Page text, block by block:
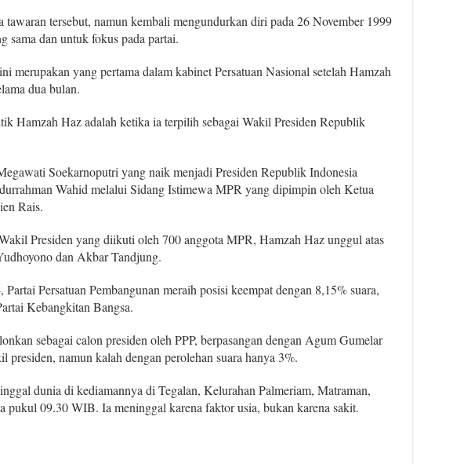
tawaran tersebut, namun kembali mengundurkan diri pada 26 November 1999
sama dan untuk fokus pada partai.
merupakan yang pertama dalam kabinet Persatuan Nasional setelah Hamzah
dua bulan.
Hamzah Haz adalah ketika ia terpilih sebagai Wakil Presiden Republik
Soekarnoputri yang naik menjadi Presiden Republik Indonesia
Wahid melalui Sidang Istimewa MPR yang dipimpin oleh Ketua
Rais.
Presiden yang diikuti oleh 700 anggota MPR, Hamzah Haz unggul atas
dan Akbar Tandjung.
Partai Persatuan Pembangunan meraih posisi keempat dengan 8,15% suara,
Kebangkitan Bangsa.
sebagai calon presiden oleh PPP, berpasangan dengan Agum Gumelar
presiden, namun kalah dengan perolehan suara hanya 3%.
dunia di kediamannya di Tegalan, Kelurahan Palmeriam, Matraman,
pukul 09.30 WIB. Ia meninggal karena faktor usia, bukan karena sakit.